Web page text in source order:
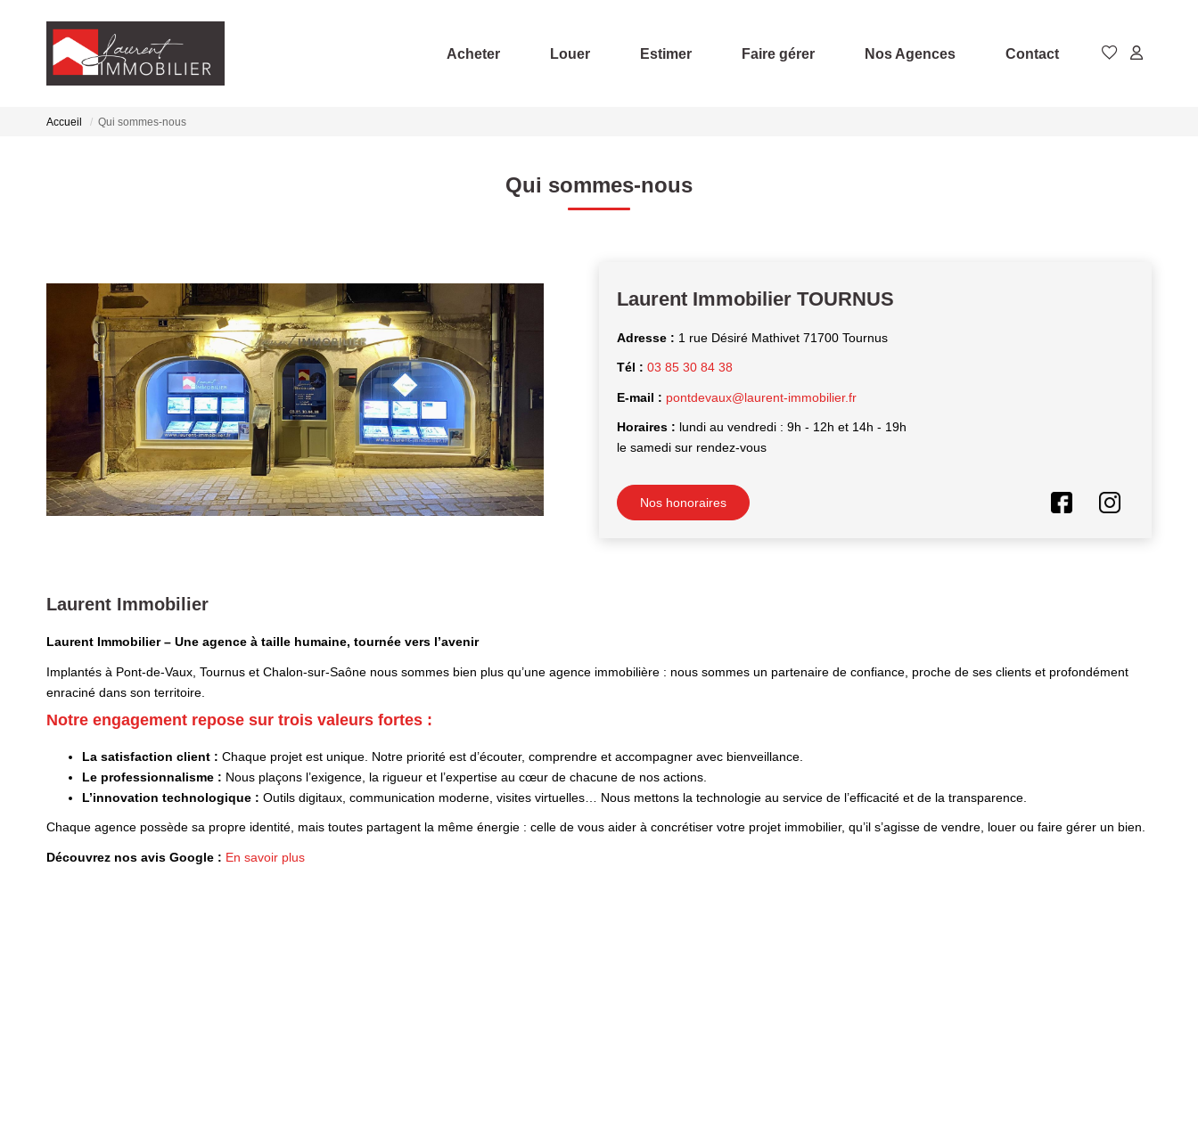
Acheter Louer Estimer Faire gérer Nos Agences Contact
Accueil Qui sommes-nous
Qui sommes-nous
Laurent Immobilier TOURNUS
Adresse : 1 rue Désiré Mathivet 71700 Tournus
Tél : 03 85 30 84 38
E-mail : pontdevaux@laurent-immobilier.fr
Horaires : lundi au vendredi : 9h - 12h et 14h - 19h
le samedi sur rendez-vous
Nos honoraires
Laurent Immobilier
Laurent Immobilier – Une agence à taille humaine, tournée vers l’avenir
Implantés à Pont-de-Vaux, Tournus et Chalon-sur-Saône nous sommes bien plus qu’une agence immobilière : nous sommes un partenaire de confiance, proche de ses clients et profondément
enraciné dans son territoire.
Notre engagement repose sur trois valeurs fortes :
La satisfaction client : Chaque projet est unique. Notre priorité est d’écouter, comprendre et accompagner avec bienveillance.
Le professionnalisme : Nous plaçons l’exigence, la rigueur et l’expertise au cœur de chacune de nos actions.
L’innovation technologique : Outils digitaux, communication moderne, visites virtuelles… Nous mettons la technologie au service de l’efficacité et de la transparence.
Chaque agence possède sa propre identité, mais toutes partagent la même énergie : celle de vous aider à concrétiser votre projet immobilier, qu’il s’agisse de vendre, louer ou faire gérer un bien.
Découvrez nos avis Google : En savoir plus